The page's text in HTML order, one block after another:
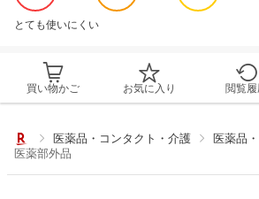
とても使いにくい
買い物かご お気に入り 閲覧
医薬品・コンタクト・介護
医薬品
医薬部外品